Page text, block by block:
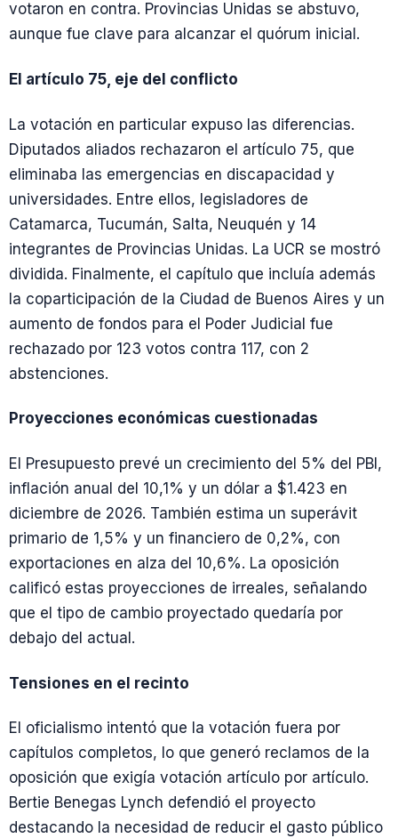
votaron en contra. Provincias Unidas se abstuvo,
aunque fue clave para alcanzar el quórum inicial.
El artículo 75, eje del conflicto
La votación en particular expuso las diferencias.
Diputados aliados rechazaron el artículo 75, que
eliminaba las emergencias en discapacidad y
universidades. Entre ellos, legisladores de
Catamarca, Tucumán, Salta, Neuquén y 14
integrantes de Provincias Unidas. La UCR se mostró
dividida. Finalmente, el capítulo que incluía además
la coparticipación de la Ciudad de Buenos Aires y un
aumento de fondos para el Poder Judicial fue
rechazado por 123 votos contra 117, con 2
abstenciones.
Proyecciones económicas cuestionadas
El Presupuesto prevé un crecimiento del 5% del PBI,
inflación anual del 10,1% y un dólar a $1.423 en
diciembre de 2026. También estima un superávit
primario de 1,5% y un financiero de 0,2%, con
exportaciones en alza del 10,6%. La oposición
calificó estas proyecciones de irreales, señalando
que el tipo de cambio proyectado quedaría por
debajo del actual.
Tensiones en el recinto
El oficialismo intentó que la votación fuera por
capítulos completos, lo que generó reclamos de la
oposición que exigía votación artículo por artículo.
Bertie Benegas Lynch defendió el proyecto
destacando la necesidad de reducir el gasto público